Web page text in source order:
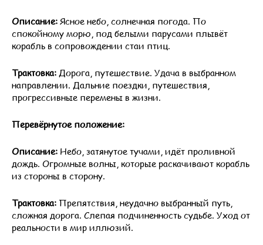
Описание:Ясное небо, солнечная погода. По
спокойному морю, под белыми парусами плывёт
корабль в сопровождении стаи птиц.
Трактовка: Дорога, путешествие. Удача в выбранном
направлении. Дальние поездки, путешествия,
прогрессивные перемены в жизни.
Перевёрнутое положение:
Описание: Небо, затянутое тучами, идёт проливной
дождь. Огромные волны, которые раскачивают корабль
из стороны в сторону.
Трактовка:Препятствия, неудачно выбранный путь,
сложная дорога. Слепая подчиненность судьбе. Уход от
реальности в мир иллюзий.